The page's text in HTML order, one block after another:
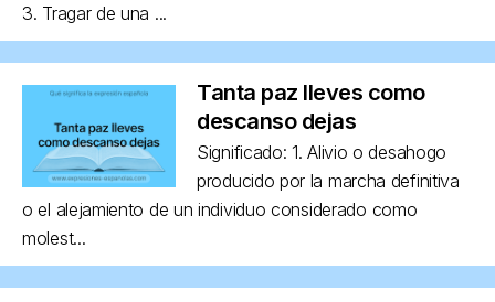
3. Tragar de una ...
Tanta paz lleves como
descanso dejas
Significado: 1. Alivio o desahogo
producido por la marcha definitiva
o el alejamiento de un individuo considerado como
molest...